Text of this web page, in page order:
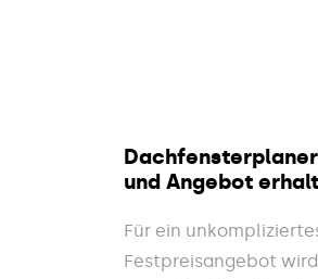
und Angebot
Für ein
Festpreisangebot